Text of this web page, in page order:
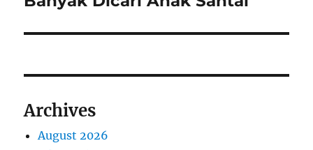
Archives
August 2026